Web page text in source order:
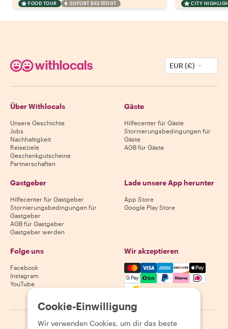
FOOD TOUR SOFORT BESTÄTIGT CITY
EUR (€)
Über Withlocals
Unsere Geschichte
Jobs
Nachhaltigkeit
Reiseziele
Geschenkgutscheine
Partnerschaften
Gäste
Hilfecenter für Gäste
Stornierungsbedingungen für
Gäste
AGB für Gäste
Gastgeber
Hilfecenter für Gastgeber
Stornierungsbedingungen für
Gastgeber
AGB für Gastgeber
Gastgeber werden
Lade unsere App herunter
App Store
Google Play Store
Folge uns
Facebook
Instagram
YouTube
Wir akzeptieren
Mastercard, Visa, Amex,
Cookie-Einwilligung
Wir verwenden Cookies, um dir das beste